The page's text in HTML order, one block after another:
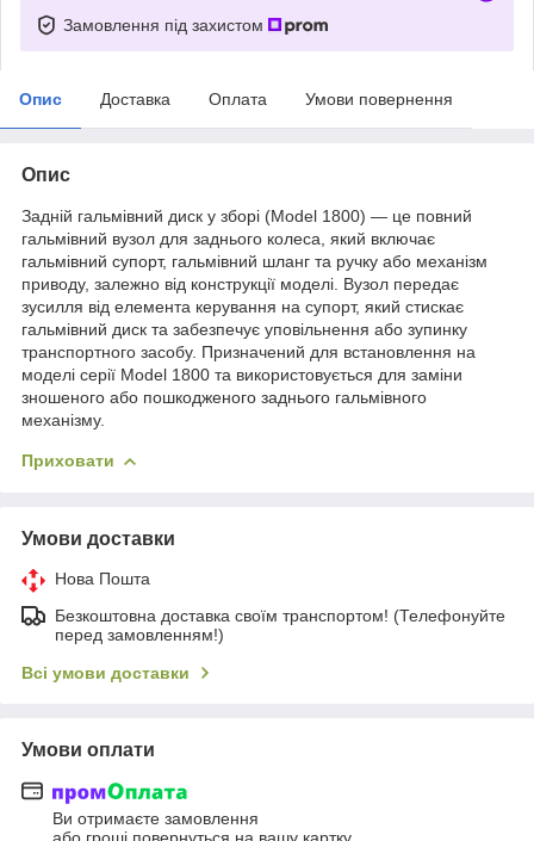
Замовлення під захистом
Опис Доставка Оплата Умови повернення
Опис
Задній гальмівний диск у зборі (Model 1800) — це повний
гальмівний вузол для заднього колеса, який включає
гальмівний супорт, гальмівний шланг та ручку або механізм
приводу, залежно від конструкції моделі. Вузол передає
зусилля від елемента керування на супорт, який стискає
гальмівний диск та забезпечує уповільнення або зупинку
транспортного засобу. Призначений для встановлення на
моделі серії Model 1800 та використовується для заміни
зношеного або пошкодженого заднього гальмівного
механізму.
Приховати
Умови доставки
Нова Пошта
Безкоштовна доставка своїм транспортом! (Телефонуйте
перед замовленням!)
Всі умови доставки
Умови оплати
Ви отримаєте замовлення